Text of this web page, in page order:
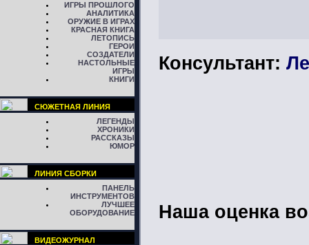
ИГРЫ ПРОШЛОГО
АНАЛИТИКА
ОРУЖИЕ В ИГРАХ
КРАСНАЯ КНИГА
ЛЕТОПИСЬ
ГЕРОИ
СОЗДАТЕЛИ
НАСТОЛЬНЫЕ
ИГРЫ
КНИГИ
СЮЖЕТНАЯ ЛИНИЯ
ЛЕГЕНДЫ
ХРОНИКИ
РАССКАЗЫ
ЮМОР
ЛИНИЯ СБОРКИ
ПАНЕЛЬ
ИНСТРУМЕНТОВ
ЛУЧШЕЕ
ОБОРУДОВАНИЕ
ВИДЕОЖУРНАЛ
Консультант:
Наша оценка